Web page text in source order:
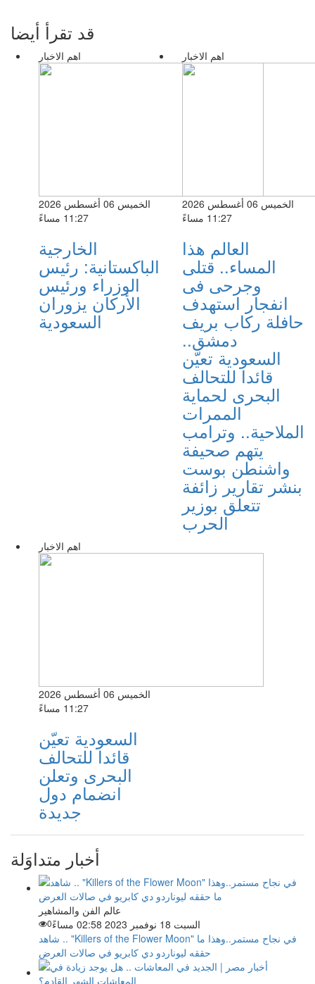
قد تقرأ أيضا
اهم الاخبار
الخميس 06 أغسطس 2026
11:27 مساءً
الخارجية
الباكستانية: رئيس
الوزراء ورئيس
الأركان يزوران
السعودية
اهم الاخبار
الخميس 06 أغسطس 2026
11:27 مساءً
العالم هذا
المساء.. قتلى
وجرحى فى
انفجار استهدف
حافلة ركاب بريف
دمشق..
السعودية تعيّن
قائدا للتحالف
البحرى لحماية
الممرات
الملاحية.. وترامب
يتهم صحيفة
واشنطن بوست
بنشر تقارير زائفة
تتعلق بوزير
الحرب
اهم الاخبار
الخميس 06 أغسطس 2026
11:27 مساءً
السعودية تعيّن
قائدا للتحالف
البحرى وتعلن
انضمام دول
جديدة
أخبار متداوَلة
عالم الفن والمشاهير
السبت 18 نوفمبر 2023 02:58 مساءً
0
شاهد .. "Killers of the Flower Moon" في نجاح مستمر..وهذا ما
حققه ليوناردو دي كابريو في صالات العرض